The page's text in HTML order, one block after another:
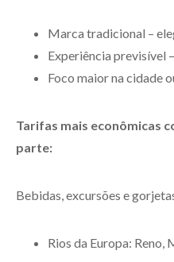
Marca tradicional –
Experiência previsível
Foco maior na cidade
Tarifas mais econômicas
parte:
Bebidas, excursões e
Rios da Europa: Reno,